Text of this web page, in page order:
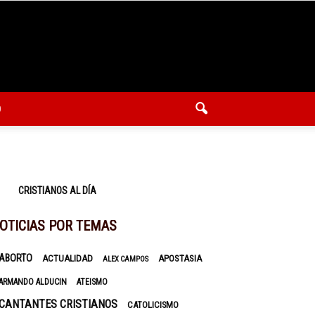
CRISTIANOS AL DÍA
POR TEMAS
ACTUALIDAD ALEX CAMPOS APOSTASIA
ALDUCIN ATEISMO
CRISTIANOS CATOLICISMO